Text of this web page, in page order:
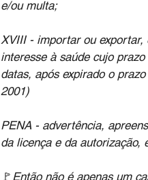
e/ou multa;
XVIII - importar ou exportar,
interesse à saúde cujo
datas, após expirado o
2001)
PENA - advertência,
da licença e da autorização,
🚩 Então não é apenas um